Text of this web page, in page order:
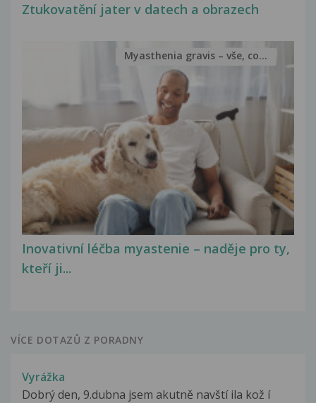
Ztukovatění jater v datech a obrazech
Inovativní léčba myastenie – naděje pro ty,
kteří ji...
Myasthenia gravis – vše, co...
VÍCE DOTAZŮ Z PORADNY
Vyrážka
Dobrý den, 9.dubna jsem akutně navští ila kož í